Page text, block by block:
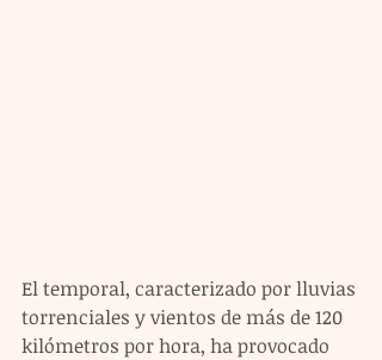
El temporal, caracterizado por lluvias
torrenciales y vientos de más de 120
kilómetros por hora, ha provocado